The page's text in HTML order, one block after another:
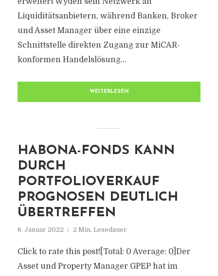
Liquiditätsanbietern, während Banken, Broker
und Asset Manager über eine einzige
Schnittstelle direkten Zugang zur MiCAR-
konformen Handelslösung...
WEITERLESEN
HABONA-FONDS KANN
DURCH
PORTFOLIOVERKAUF
PROGNOSEN DEUTLICH
ÜBERTREFFEN
6. Januar 2022 2 Min. Lesedauer
Click to rate this post![Total: 0 Average: 0]Der
Asset und Property Manager GPEP hat im